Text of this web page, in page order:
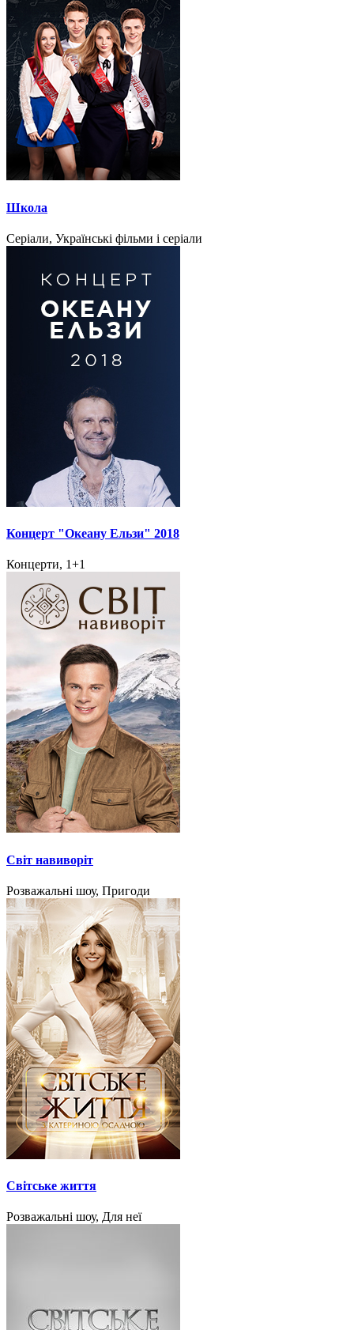
Школа
Серіали, Українські фільми і серіали
Концерт "Океану Ельзи" 2018
Концерти, 1+1
Світ навиворіт
Розважальні шоу, Пригоди
Світське життя
Розважальні шоу, Для неї